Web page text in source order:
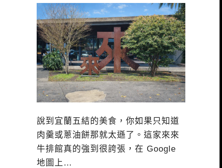
說到宜蘭五結的美食，你如果只知道
肉羹或蔥油餅那就太遜了。這家來來
牛排館真的強到很誇張，在 Google
地圖上…